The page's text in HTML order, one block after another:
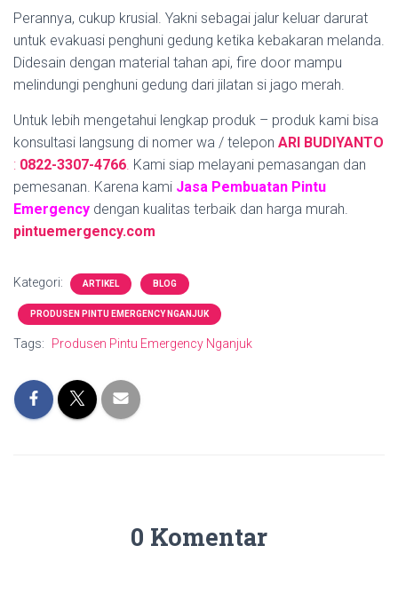
Perannya, cukup krusial. Yakni sebagai jalur keluar darurat
untuk evakuasi penghuni gedung ketika kebakaran melanda.
Didesain dengan material tahan api, fire door mampu
melindungi penghuni gedung dari jilatan si jago merah.
Untuk lebih mengetahui lengkap produk – produk kami bisa
konsultasi langsung di nomer wa / telepon ARI BUDIYANTO
: 0822-3307-4766. Kami siap melayani pemasangan dan
pemesanan. Karena kami Jasa Pembuatan Pintu
Emergency dengan kualitas terbaik dan harga murah.
pintuemergency.com
Kategori: ARTIKEL BLOG
PRODUSEN PINTU EMERGENCY NGANJUK
Tags: Produsen Pintu Emergency Nganjuk
0 Komentar